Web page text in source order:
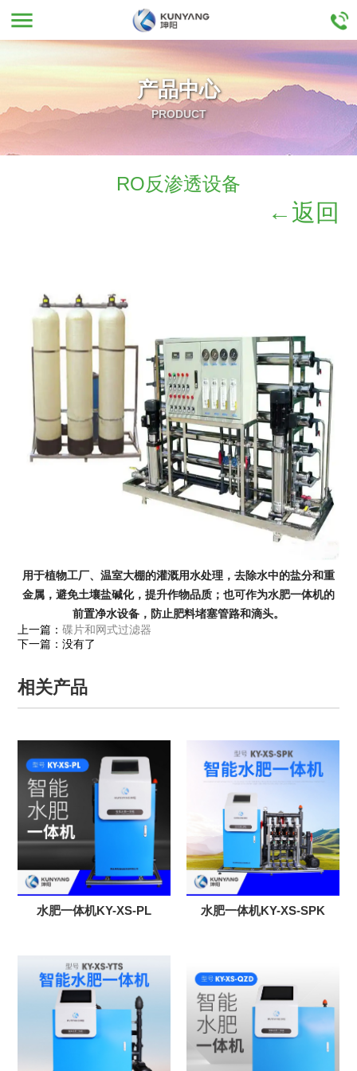
menu
产品中心
PRODUCT
RO反渗透设备
←返回
用于植物工厂、温室大棚的灌溉用水处理，去除水中的盐分和重
金属，避免土壤盐碱化，提升作物品质；也可作为水肥一体机的
前置净水设备，防止肥料堵塞管路和滴头。
上一篇：碟片和网式过滤器
下一篇：没有了
相关产品
水肥一体机KY-XS-PL 水肥一体机KY-XS-SPK